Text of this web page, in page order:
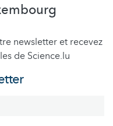
newsletter et recevez
de Science.lu